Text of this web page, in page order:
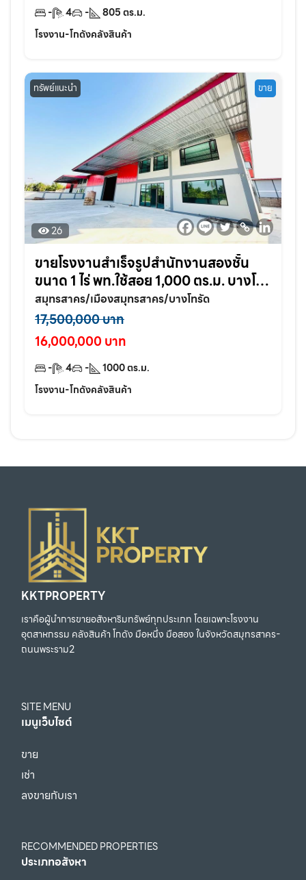
- 4 - 805ตร.ม.
โรงงาน-โกดังคลังสินค้า
ทรัพย์แนะนำ ขาย
26
ขายโรงงานสำเร็จรูปสำนักงานสองชั้น
ขนาด 1 ไร่ พท.ใช้สอย 1,000 ตร.ม. บางโท
รัด อ.เมือง จ.สมุทรสาคร
สมุทรสาคร/เมืองสมุทรสาคร/บางโทรัด
17,500,000 บาท
16,000,000 บาท
- 4 - 1000ตร.ม.
โรงงาน-โกดังคลังสินค้า
KKTPROPERTY
เราคือผู้นำการขายอสังหาริมทรัพย์ทุกประเภท โดยเฉพาะโรงงาน
อุตสาหกรรม คลังสินค้า โกดัง มือหนึ่ง มือสอง ในจังหวัดสมุทรสาคร-
ถนนพระราม2
SITE MENU
เมนูเว็บไซต์
ขาย
เช่า
ลงขายกับเรา
RECOMMENDED PROPERTIES
ประเภทอสังหา